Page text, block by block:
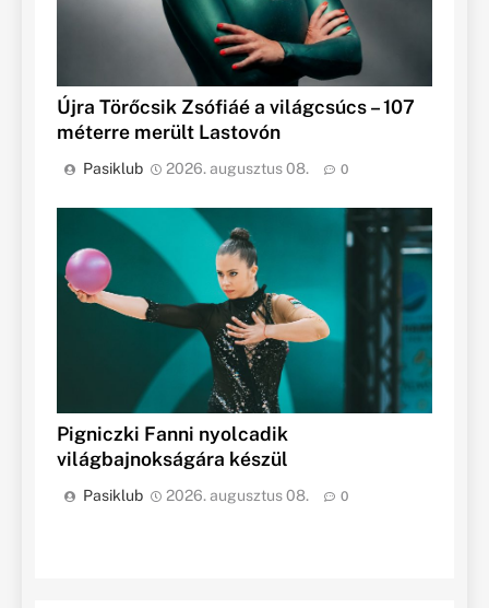
Újra Törőcsik Zsófiáé a világcsúcs – 107
méterre merült Lastovón
Pasiklub 2026. augusztus 08. 0
Pigniczki Fanni nyolcadik
világbajnokságára készül
Pasiklub 2026. augusztus 08. 0